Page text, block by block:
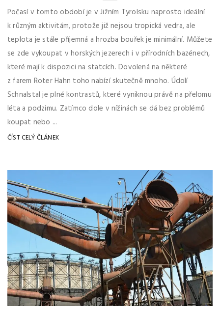
Počasí v tomto období je v Jižním Tyrolsku naprosto ideální
k různým aktivitám, protože již nejsou tropická vedra, ale
teplota je stále příjemná a hrozba bouřek je minimální. Můžete
se zde vykoupat v horských jezerech i v přírodních bazénech,
které mají k dispozici na statcích. Dovolená na některé
z farem Roter Hahn toho nabízí skutečně mnoho. Údolí
Schnalstal je plné kontrastů, které vyniknou právě na přelomu
léta a podzimu. Zatímco dole v nížinách se dá bez problémů
koupat nebo ...
ČÍST CELÝ ČLÁNEK